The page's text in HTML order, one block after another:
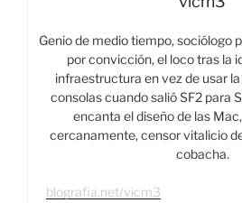
Genio de medio tiempo, sociólogo
por convicción, el loco tras la
infraestructura en vez de usar
consolas cuando salió SF2 para
encanta el diseño de las
cercanamente, censor vitalicio
cobacha.
blografia.net/vicm3